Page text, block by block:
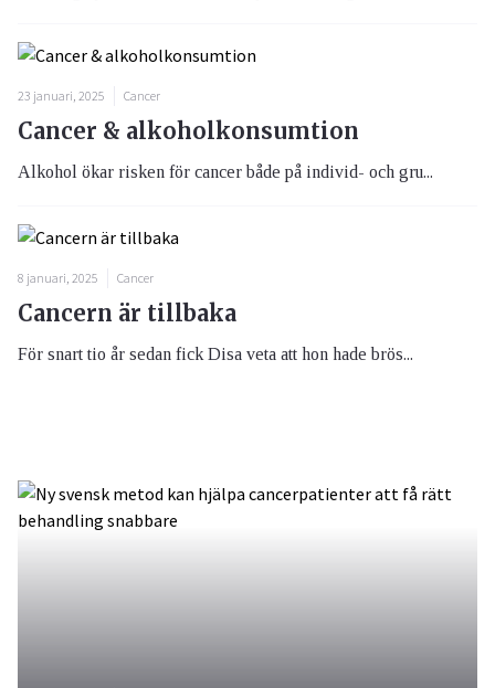
23 januari, 2025 Cancer
Cancer & alkoholkonsumtion
Alkohol ökar risken för cancer både på individ- och gru...
8 januari, 2025 Cancer
Cancern är tillbaka
För snart tio år sedan fick Disa veta att hon hade brös...